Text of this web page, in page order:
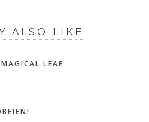
ALSO LIKE
LEAF